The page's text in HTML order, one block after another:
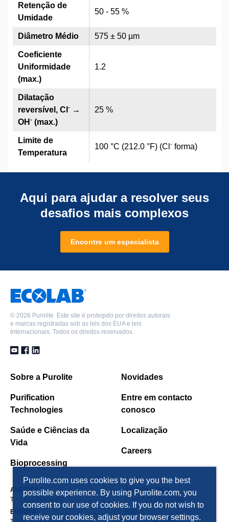
50 - 55 %
575 ± 50 µm
1.2
25 %
100 °C (212.0 °F) (Cl - forma)
Retenção de
Umidade
Diâmetro Médio
Coeficiente
Uniformidade
(max.)
Dilatação
reversível, Cl - →
OH - (max.)
Limite de
Temperatura
Purolite.com uses cookies to give you the best
possible experience. By using Purolite.com, you
consent to our use of cookies. If you do not wish to
receive our cookies, adjust your browser settings.
Aqui para ajudar a resolver seus
desafios mais complexos
Encontre um especialista
© 2026 Purolite. Este site é protegido por direitos autorais
e marcas registradas sob as leis dos EUA e leis
Internacionais. Todos os direitos reservados.
Sobre a Purolite
Purification
Technologies
Saúde e Ciências da
Vida
Bioprocessing
Novidades
Entre em contacto
conosco
Localização
Careers
AMÉRICAS
T +1 610 668 9090
ÁSIA PACÍFICO
EUROPA